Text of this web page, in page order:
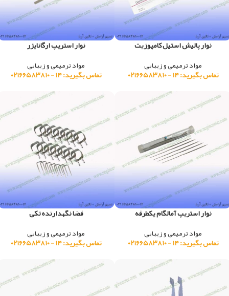
نوار پالیش استیل کامپوزیت
مواد ترمیمی و زیبایی
تماس بگیرید: ۱۴ - ۰۲۱۶۶۵۸۳۸۱۰
نوار استریپ ارگانایزر
مواد ترمیمی و زیبایی
تماس بگیرید: ۱۴ - ۰۲۱۶۶۵۸۳۸۱۰
نوار استریپ آمالگام یکطرفه
مواد ترمیمی و زیبایی
تماس بگیرید: ۱۴ - ۰۲۱۶۶۵۸۳۸۱۰
فضا نگهدارنده تکی
مواد ترمیمی و زیبایی
تماس بگیرید: ۱۴ - ۰۲۱۶۶۵۸۳۸۱۰